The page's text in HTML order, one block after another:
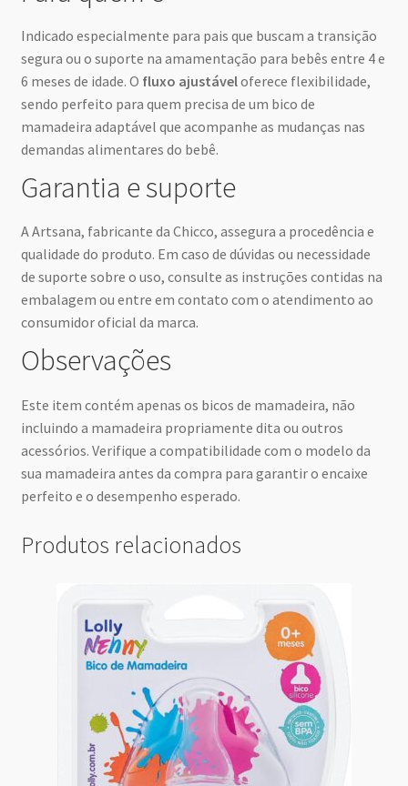
Indicado especialmente para pais que buscam a transição
segura ou o suporte na amamentação para bebês entre 4 e
6 meses de idade. O fluxo ajustáveloferece flexibilidade,
sendo perfeito para quem precisa de um bico de
mamadeira adaptável que acompanhe as mudanças nas
demandas alimentares do bebê.
Garantia e suporte
A Artsana, fabricante da Chicco, assegura a procedência e
qualidade do produto. Em caso de dúvidas ou necessidade
de suporte sobre o uso, consulte as instruções contidas na
embalagem ou entre em contato com o atendimento ao
consumidor oficial da marca.
Observações
Este item contém apenas os bicos de mamadeira, não
incluindo a mamadeira propriamente dita ou outros
acessórios. Verifique a compatibilidade com o modelo da
sua mamadeira antes da compra para garantir o encaixe
perfeito e o desempenho esperado.
Produtos relacionados